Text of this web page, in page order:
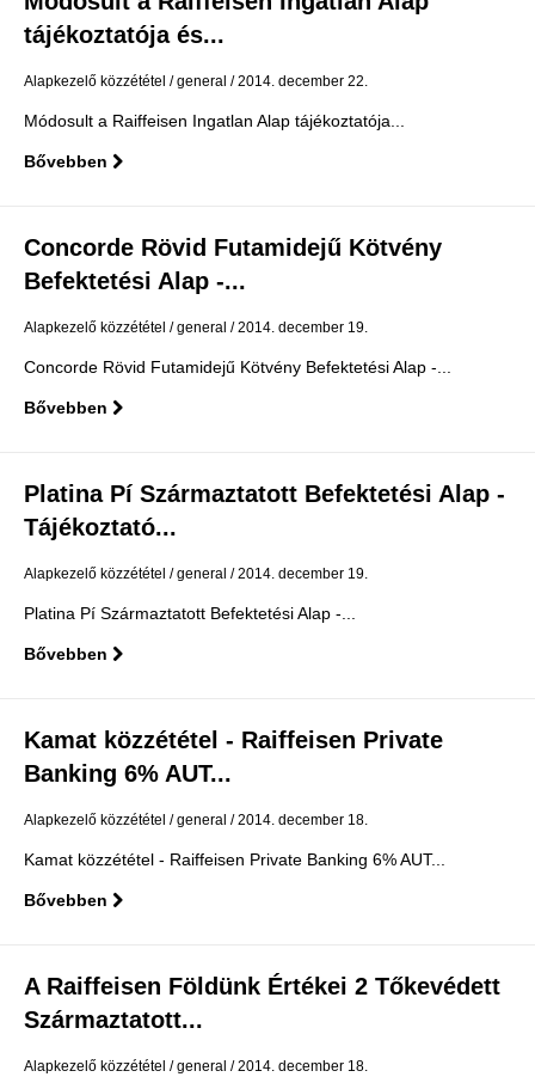
tájékoztatója és...
Alapkezelő közzététel general 2014. december 22.
Módosult a Raiffeisen Ingatlan Alap tájékoztatója...
Bővebben
Concorde Rövid Futamidejű Kötvény
Befektetési Alap -...
Alapkezelő közzététel general 2014. december 19.
Concorde Rövid Futamidejű Kötvény Befektetési Alap -...
Bővebben
Platina Pí Származtatott Befektetési Alap -
Tájékoztató...
Alapkezelő közzététel general 2014. december 19.
Platina Pí Származtatott Befektetési Alap -...
Bővebben
Kamat közzététel - Raiffeisen Private
Banking 6% AUT...
Alapkezelő közzététel general 2014. december 18.
Kamat közzététel - Raiffeisen Private Banking 6% AUT...
Bővebben
A Raiffeisen Földünk Értékei 2 Tőkevédett
Származtatott...
Alapkezelő közzététel general 2014. december 18.